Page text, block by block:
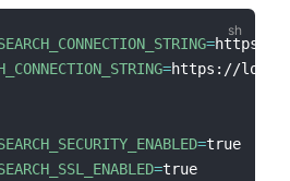
=https://
=https://
=true
=true